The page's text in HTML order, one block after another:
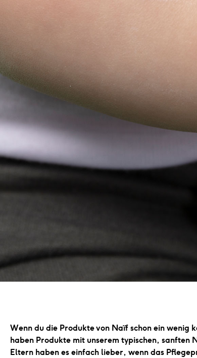
Wenn du die Produkte von Naïf schon ein wenig
haben Produkte mit unserem typischen,
Eltern haben es einfach lieber, wenn das